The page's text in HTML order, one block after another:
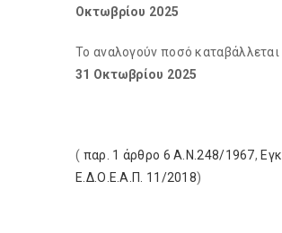
Οκτωβρίου 2025
Το αναλογούν ποσό καταβάλλεται
31 Οκτωβρίου 2025
( παρ. 1 άρθρο 6 Α.Ν.248/1967, Εγκ.
Ε.Δ.Ο.Ε.Α.Π. 11/2018)